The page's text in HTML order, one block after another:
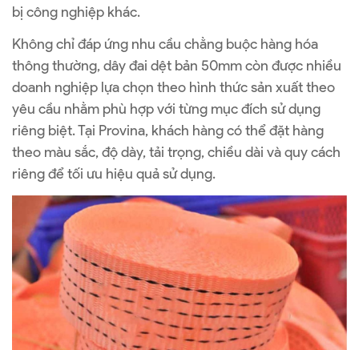
bị công nghiệp khác.
Không chỉ đáp ứng nhu cầu chằng buộc hàng hóa
thông thường, dây đai dệt bản 50mm còn được nhiều
doanh nghiệp lựa chọn theo hình thức sản xuất theo
yêu cầu nhằm phù hợp với từng mục đích sử dụng
riêng biệt. Tại Provina, khách hàng có thể đặt hàng
theo màu sắc, độ dày, tải trọng, chiều dài và quy cách
riêng để tối ưu hiệu quả sử dụng.